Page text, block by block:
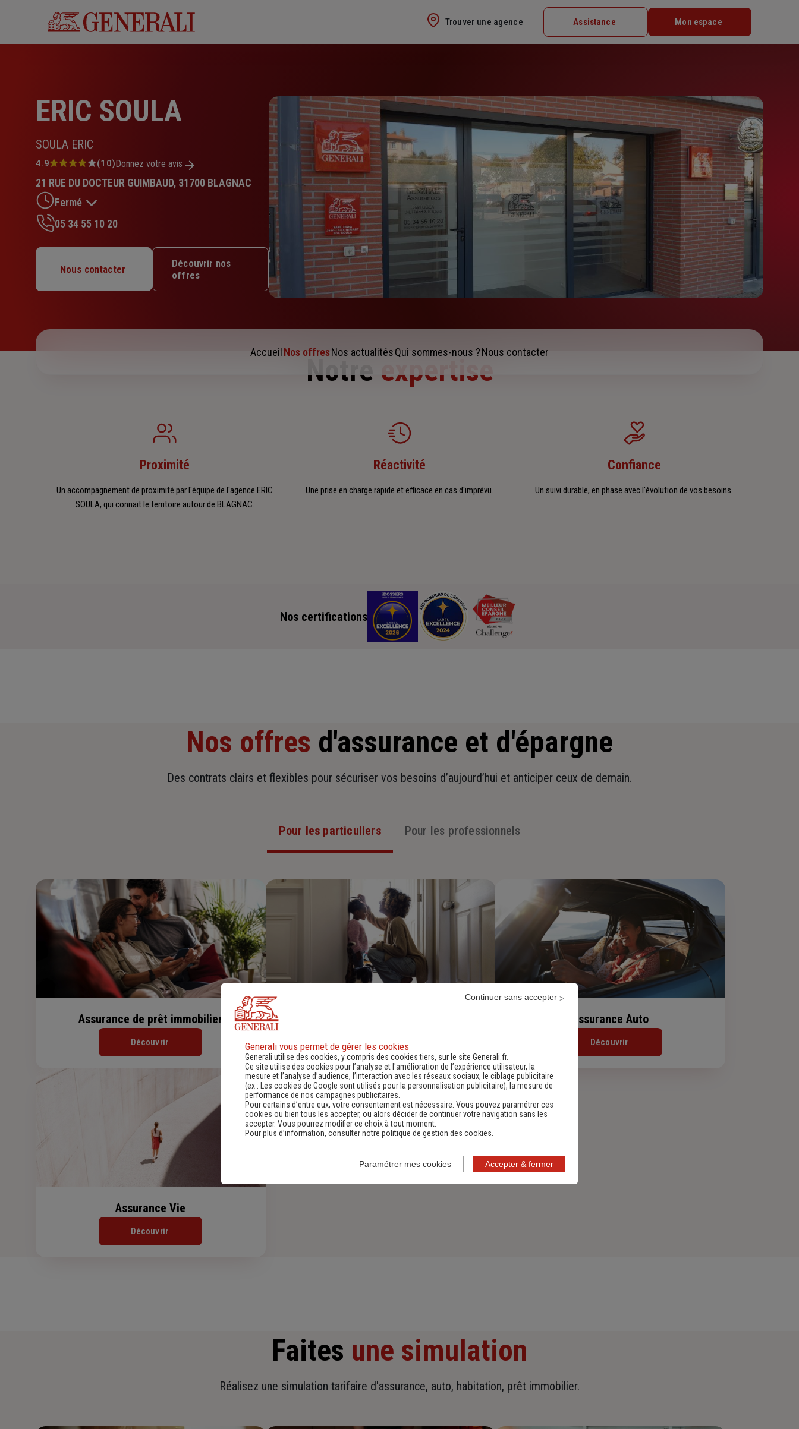
Trouver une agence Assistance Mon espace
ERIC SOULA
SOULA ERIC
Note
4.9
sur
5
étoiles
4.9 (10)Donnez votre avis
21 RUE DU DOCTEUR GUIMBAUD, 31700 BLAGNAC
Fermé
Mardi : 09h – 12h30 / 13h30 – 17h45
Mercredi : 09h – 12h30 / 13h30 – 17h45
Jeudi : 09h – 12h30 / 13h30 – 17h45
05 34 55 10 20
Nous contacter
Découvrir nos
offres
Accueil Nos offresNos actualitésQui sommes-nous ?Nous contacter
Notre expertise
Proximité
Un accompagnement de proximité par l'équipe de l'agence ERIC
SOULA, qui connait le territoire autour de BLAGNAC.
Réactivité
Une prise en charge rapide et efficace en cas d'imprévu.
Confiance
Un suivi durable, en phase avec l'évolution de vos besoins.
Nos certifications
Nos offres d'assurance et d'épargne
Des contrats clairs et flexibles pour sécuriser vos besoins d’aujourd’hui et anticiper ceux de demain.
Pour les particuliers Pour les professionnels
Assurance de prêt immobilier
Découvrir Découvrir
Assurance Auto
Découvrir
Assurance Vie
Découvrir
Faites une simulation
Réalisez une simulation tarifaire d'assurance, auto, habitation, prêt immobilier.
Generali vous permet de gérer les cookies
Generali utilise des cookies, y compris des cookies tiers, sur le site Generali.fr.
Ce site utilise des cookies pour l’analyse et l'amélioration de l’expérience utilisateur, la
mesure et l’analyse d’audience, l’interaction avec les réseaux sociaux, le ciblage publicitaire
(ex :
Les cookies de Google sont utilisés pour la personnalisation publicitaire), la mesure de
performance de nos campagnes publicitaires.
Pour certains d’entre eux, votre consentement est nécessaire. Vous pouvez paramétrer ces
cookies ou bien tous les accepter, ou alors décider de continuer votre navigation sans les
accepter. Vous pourrez modifier ce choix à tout moment.
Pour plus d’information, consulter notre politique de gestion des cookies
Accepter & fermer
Continuer sans accepter
Paramétrer mes cookies